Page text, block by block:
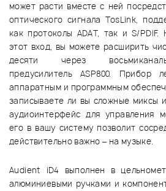
может расти вместе с ней
оптического сигнала TosLink,
как протоколы ADAT, так и S/PDIF.
этот вход, вы можете расширить
десяти через
предусилитель ASP800. Прибор
аппаратным и программным
записываете ли вы сложные миксы
аудиоинтерфейс для управления
его в вашу систему позволит
действительно важно – на музыке.
Audient iD4 выполнен в
алюминиевыми ручками и